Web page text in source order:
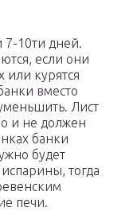
7-10ти дней.
если они
курятся
вместо
Лист
и не должен
банки
будет
тогда
печи.